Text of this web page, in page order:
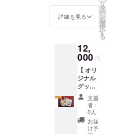
※日にち
指定等
予めご
了承下
さい。
※ご到着
後はで
きるだ
けお早
めにお
召し上
がりく
ださ
告メー
ル 夜営
業の際
に使え
ンク引
換券で
す。ア
ルコー
ル、ノ
ンアル
コール
共に使
用可能
です。
※1枚に
詳細を見る
リ
タ
ー
ン
を
選
択
す
る
12,
000 円
【 オリ
ジナル
グッズ
セット
】 ●オ
リジナ
ルエコ
バッグ
支援
者：
0人
お届
け予